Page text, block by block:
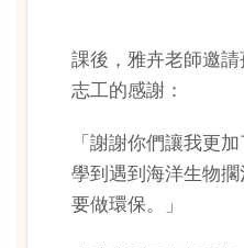
課後，雅卉老師邀
志工的感謝：
「謝謝你們讓我更
學到遇到海洋生物擱
要做環保。」